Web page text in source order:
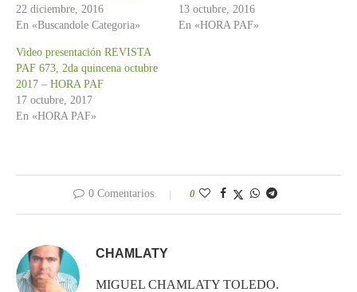
22 diciembre, 2016
En «Buscandole Categoria»
13 octubre, 2016
En «HORA PAF»
Video presentación REVISTA
PAF 673, 2da quincena octubre
2017 – HORA PAF
17 octubre, 2017
En «HORA PAF»
0 Comentarios 0
CHAMLATY
MIGUEL CHAMLATY TOLEDO.